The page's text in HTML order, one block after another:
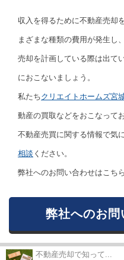
収入を得るために不動産売却
まざまな種類の費用が発生し
売却を計画している際は出て
におこないましょう。
私たちクリエイトホームズ宮
動産の買取などをおこなって
不動産売買に関する情報で気
相談 ください。
弊社へのお問い合わせはこち
弊社へのお問
不動産売却で知って...